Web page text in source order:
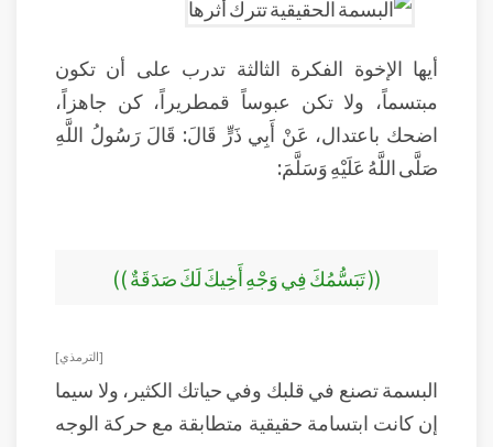
أيها الإخوة الفكرة الثالثة تدرب على أن تكون
مبتسماً، ولا تكن عبوساً قمطريراً، كن جاهزاً،
اضحك باعتدال، عَنْ أَبِي ذَرٍّ قَالَ: قَالَ رَسُولُ اللَّهِ
صَلَّى اللَّهُ عَلَيْهِ وَسَلَّمَ:
(( تَبَسُّمُكَ فِي وَجْهِ أَخِيكَ لَكَ صَدَقَةٌ ))
[ الترمذي ]
البسمة تصنع في قلبك وفي حياتك الكثير، ولا سيما
إن كانت ابتسامة حقيقية متطابقة مع حركة الوجه